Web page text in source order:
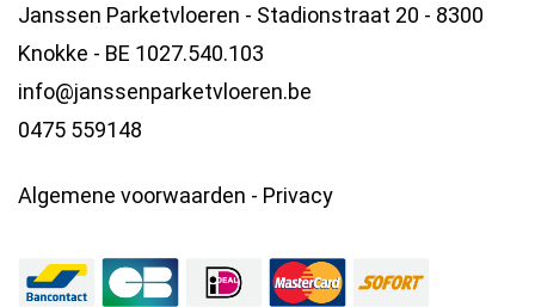
Janssen Parketvloeren - Stadionstraat 20 - 8300
Knokke - BE 1027.540.103
info@janssenparketvloeren.be
0475 559148
Algemene voorwaarden - Privacy